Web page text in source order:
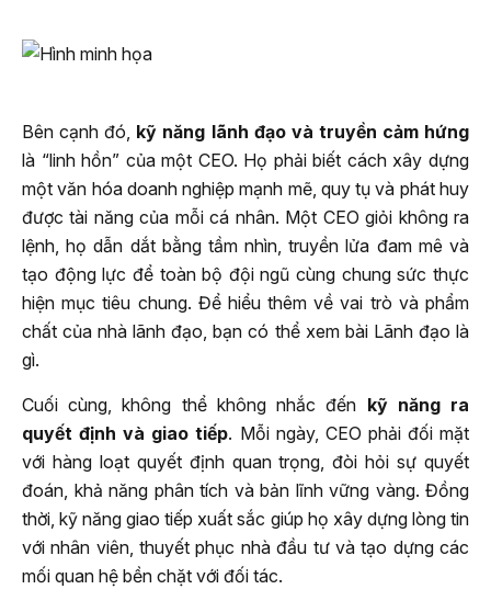
Bên cạnh đó, kỹ năng lãnh đạo và truyền cảm hứng
là “linh hồn” của một CEO. Họ phải biết cách xây dựng
một văn hóa doanh nghiệp mạnh mẽ, quy tụ và phát huy
được tài năng của mỗi cá nhân. Một CEO giỏi không ra
lệnh, họ dẫn dắt bằng tầm nhìn, truyền lửa đam mê và
tạo động lực để toàn bộ đội ngũ cùng chung sức thực
hiện mục tiêu chung. Để hiểu thêm về vai trò và phẩm
chất của nhà lãnh đạo, bạn có thể xem bài Lãnh đạo là
gì.
Cuối cùng, không thể không nhắc đến kỹ năng ra
quyết định và giao tiếp. Mỗi ngày, CEO phải đối mặt
với hàng loạt quyết định quan trọng, đòi hỏi sự quyết
đoán, khả năng phân tích và bản lĩnh vững vàng. Đồng
thời, kỹ năng giao tiếp xuất sắc giúp họ xây dựng lòng tin
với nhân viên, thuyết phục nhà đầu tư và tạo dựng các
mối quan hệ bền chặt với đối tác.